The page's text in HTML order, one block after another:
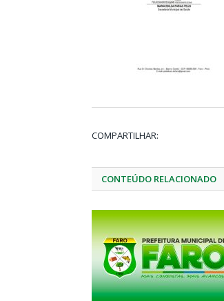
COMPARTILHAR:
CONTEÚDO RELACIONADO